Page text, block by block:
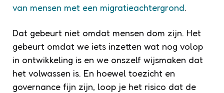
van mensen met een migratieachtergrond.
Dat gebeurt niet omdat mensen dom zijn. Het
gebeurt omdat we iets inzetten wat nog volop
in ontwikkeling is en we onszelf wijsmaken dat
het volwassen is. En hoewel toezicht en
governance fijn zijn, loop je het risico dat de